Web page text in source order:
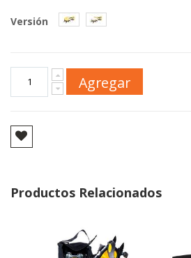
Versión
Agregar
Productos Relacionados